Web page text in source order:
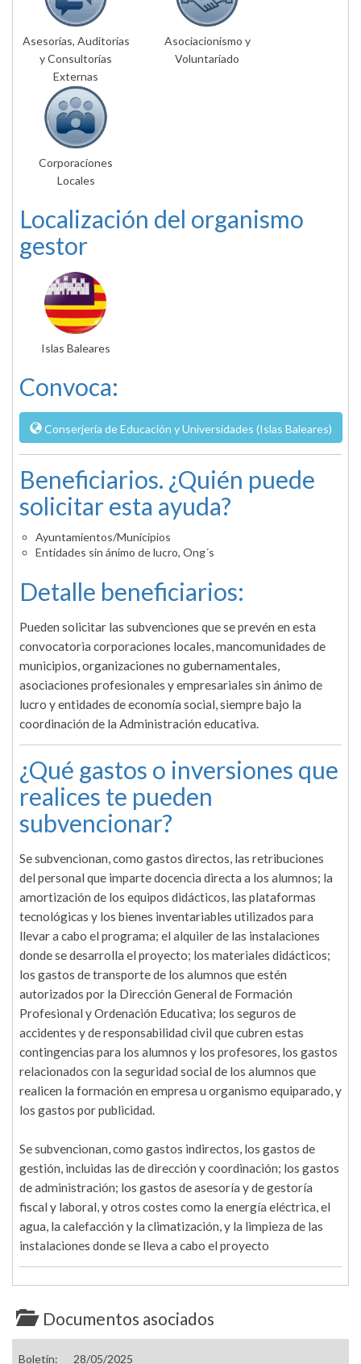
Asesorías, Auditorías
y Consultorías
Externas
Asociacionismo y
Voluntariado
Corporaciones
Locales
Localización del organismo
gestor
Islas Baleares
Convoca:
Conserjería de Educación y Universidades (Islas Baleares)
Beneficiarios. ¿Quién puede
solicitar esta ayuda?
Ayuntamientos/Municipios
Entidades sin ánimo de lucro, Ong´s
Detalle beneficiarios:
Pueden solicitar las subvenciones que se prevén en esta
convocatoria corporaciones locales, mancomunidades de
municipios, organizaciones no gubernamentales,
asociaciones profesionales y empresariales sin ánimo de
lucro y entidades de economía social, siempre bajo la
coordinación de la Administración educativa.
¿Qué gastos o inversiones que
realices te pueden
subvencionar?
Se subvencionan, como gastos directos, las retribuciones
del personal que imparte docencia directa a los alumnos; la
amortización de los equipos didácticos, las plataformas
tecnológicas y los bienes inventariables utilizados para
llevar a cabo el programa; el alquiler de las instalaciones
donde se desarrolla el proyecto; los materiales didácticos;
los gastos de transporte de los alumnos que estén
autorizados por la Dirección General de Formación
Profesional y Ordenación Educativa; los seguros de
accidentes y de responsabilidad civil que cubren estas
contingencias para los alumnos y los profesores, los gastos
relacionados con la seguridad social de los alumnos que
realicen la formación en empresa u organismo equiparado, y
los gastos por publicidad.
Se subvencionan, como gastos indirectos, los gastos de
gestión, incluidas las de dirección y coordinación; los gastos
de administración; los gastos de asesoría y de gestoría
fiscal y laboral, y otros costes como la energía eléctrica, el
agua, la calefacción y la climatización, y la limpieza de las
instalaciones donde se lleva a cabo el proyecto
Documentos asociados
Boletín: 28/05/2025